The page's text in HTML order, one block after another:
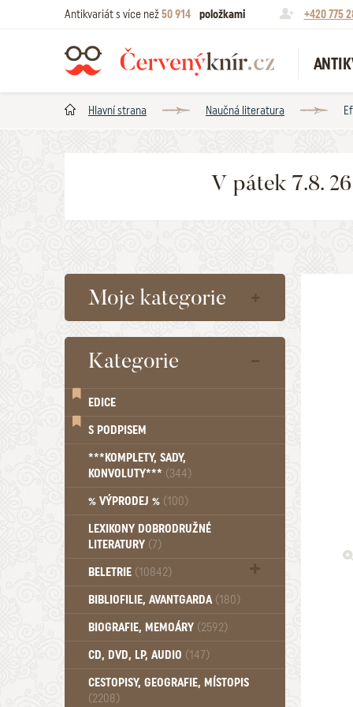
Antikvariát s více než50 914 položkami +420 775
Hlavní strana Naučná literatura
V pátek 7.8.
Moje kategorie
Kategorie
EDICE
S PODPISEM
***KOMPLETY, SADY,
KONVOLUTY*** (344)
% VÝPRODEJ % (100)
LEXIKONY DOBRODRUŽNÉ
LITERATURY (7)
BELETRIE (10842)
Beletrie - Historická (1388)
Beletrie - Povídky (1758)
Beletrie - Válečné romány (489)
Beletrie - Ženské a dívčí romány
(1522)
BIBLIOFILIE, AVANTGARDA (180)
BIOGRAFIE, MEMOÁRY (2592)
CD, DVD, LP, AUDIO (147)
CESTOPISY, GEOGRAFIE, MÍSTOPIS
(2208)